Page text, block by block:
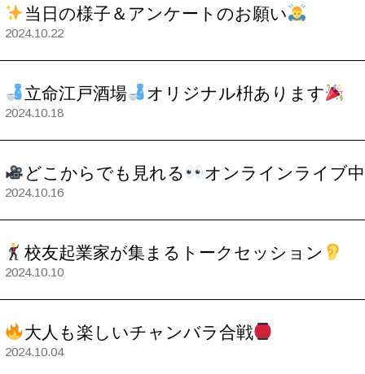
当日の様子＆アンケートのお願い
2024.10.22
立命江戸酒場 オリジナル枡あります
2024.10.18
どこからでも見れる オンラインライブ
2024.10.16
校友起業家が集まるトークセッション
2024.10.10
大人も楽しいチャンバラ合戦
2024.10.04